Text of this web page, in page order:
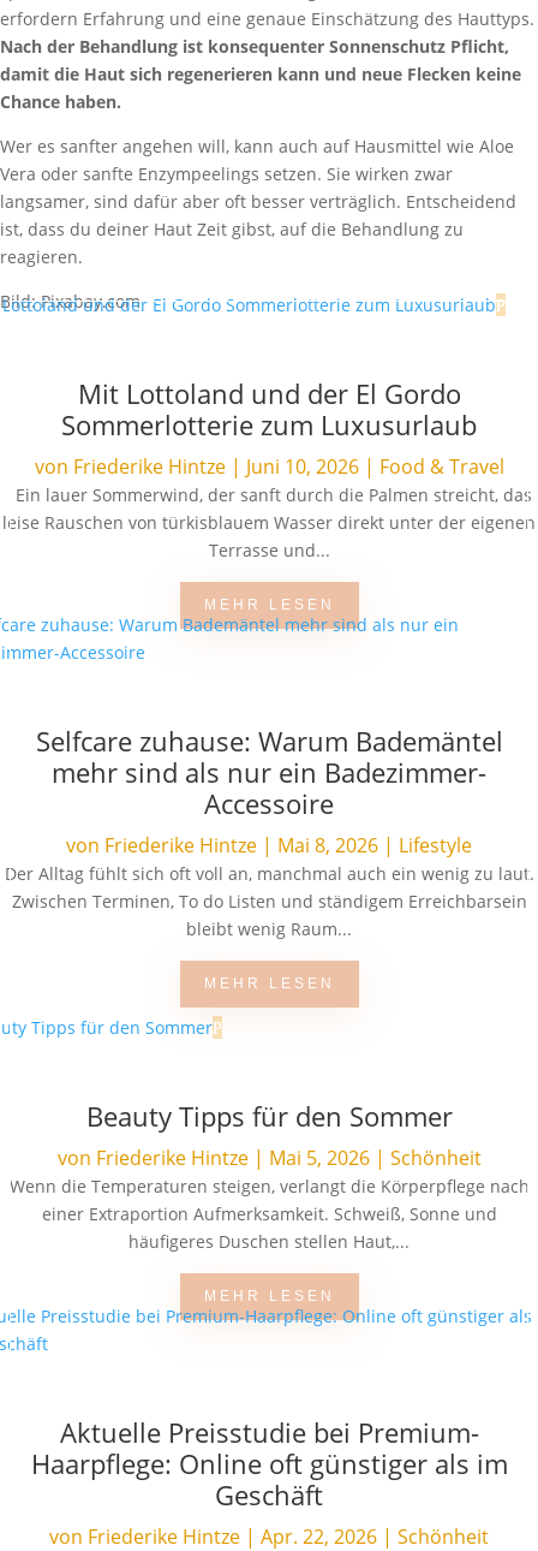
erfordern Erfahrung und eine genaue Einschätzung des Hauttyps.
Nach der Behandlung ist konsequenter Sonnenschutz Pflicht,
damit die Haut sich regenerieren kann und neue Flecken keine
Chance haben.
Wer es sanfter angehen will, kann auch auf Hausmittel wie Aloe
Vera oder sanfte Enzympeelings setzen. Sie wirken zwar
langsamer, sind dafür aber oft besser verträglich. Entscheidend
ist, dass du deiner Haut Zeit gibst, auf die Behandlung zu
reagieren.
Bild: Pixabay.com
Mit Lottoland und der El Gordo
Sommerlotterie zum Luxusurlaub
von Friederike Hintze| Juni 10, 2026| Food & Travel
Ein lauer Sommerwind, der sanft durch die Palmen streicht, das
leise Rauschen von türkisblauem Wasser direkt unter der eigenen
Terrasse und...
MEHR LESEN
Selfcare zuhause: Warum Bademäntel
mehr sind als nur ein Badezimmer-
Accessoire
von Friederike Hintze | Mai 8, 2026 | Lifestyle
Der Alltag fühlt sich oft voll an, manchmal auch ein wenig zu laut.
Zwischen Terminen, To do Listen und ständigem Erreichbarsein
bleibt wenig Raum...
MEHR LESEN
Beauty Tipps für den Sommer
von Friederike Hintze| Mai 5, 2026| Schönheit
Wenn die Temperaturen steigen, verlangt die Körperpflege nach
einer Extraportion Aufmerksamkeit. Schweiß, Sonne und
häufigeres Duschen stellen Haut,...
MEHR LESEN
Aktuelle Preisstudie bei Premium-
Haarpflege: Online oft günstiger als im
Geschäft
von Friederike Hintze | Apr. 22, 2026 | Schönheit